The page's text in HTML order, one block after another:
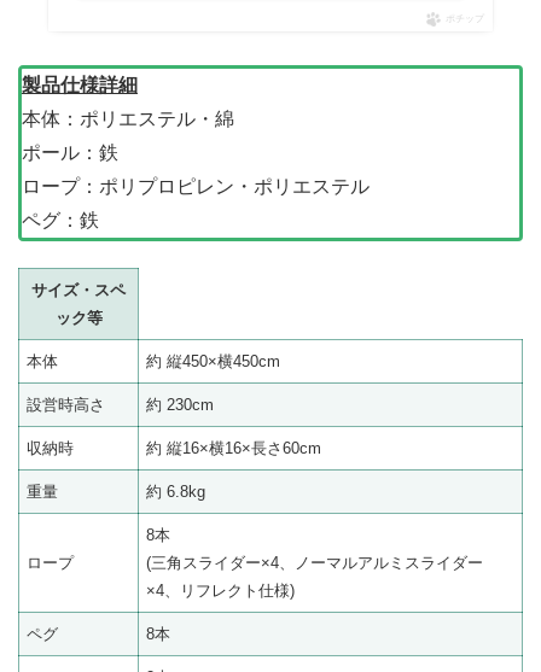
ポチップ
製品仕様詳細
本体：ポリエステル・綿
ポール：鉄
ロープ：ポリプロピレン・ポリエステル
ペグ：鉄
サイズ・スペ
ック等
本体 約 縦450×横450cm
設営時高さ 約 230cm
収納時 約 縦16×横16×長さ60cm
重量 約 6.8kg
ロープ
8本
(三角スライダー×4、ノーマルアルミスライダー
×4、リフレクト仕様)
ペグ 8本